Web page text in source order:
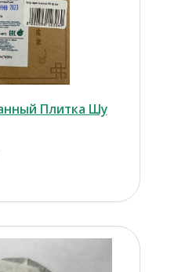
Плитка Шу